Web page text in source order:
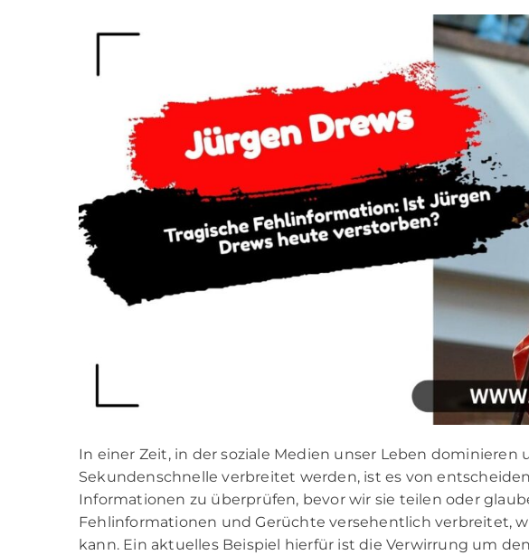
In einer Zeit, in der soziale Medien unser Leben dominieren
Sekundenschnelle verbreitet werden, ist es von
Informationen zu überprüfen, bevor wir sie teilen oder
Fehlinformationen und Gerüchte versehentlich verbreitet,
kann. Ein aktuelles Beispiel hierfür ist die Verwirrung um